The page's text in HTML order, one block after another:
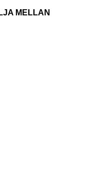
MELLAN